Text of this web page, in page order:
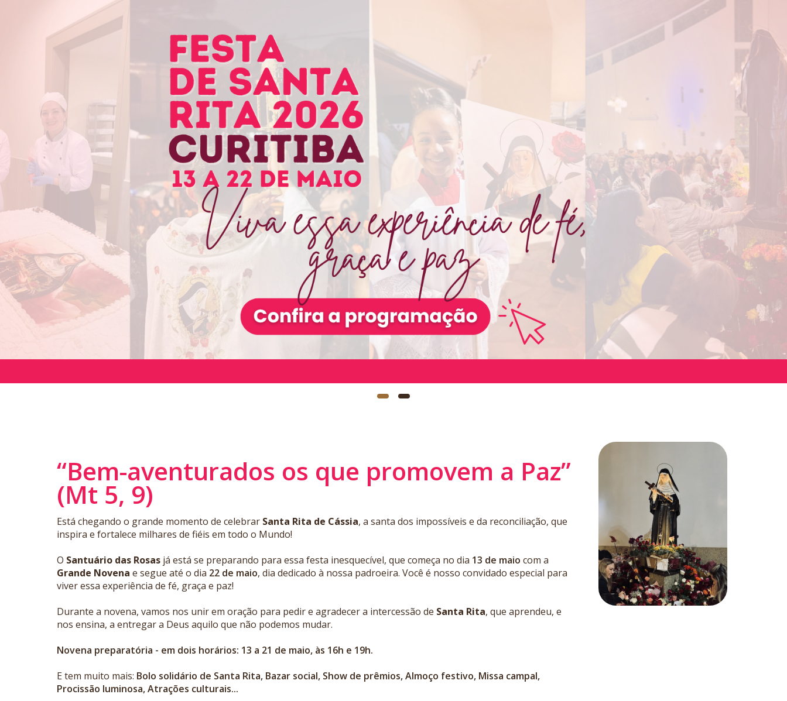
“Bem-aventurados os que promovem a Paz”
(Mt 5, 9)
Está chegando o grande momento de celebrar Santa Rita de Cássia, a santa dos impossíveis e da reconciliação, que
inspira e fortalece milhares de fiéis em todo o Mundo!
O Santuário das Rosas já está se preparando para essa festa inesquecível, que começa no dia 13 de maio com a
Grande Novena e segue até o dia 22 de maio, dia dedicado à nossa padroeira. Você é nosso convidado especial para
viver essa experiência de fé, graça e paz!
Durante a novena, vamos nos unir em oração para pedir e agradecer a intercessão de Santa Rita, que aprendeu, e
nos ensina, a entregar a Deus aquilo que não podemos mudar.
Novena preparatória - em dois horários: 13 a 21 de maio, às 16h e 19h.
E tem muito mais: Bolo solidário de Santa Rita, Bazar social, Show de prêmios, Almoço festivo, Missa campal,
Procissão luminosa, Atrações culturais...